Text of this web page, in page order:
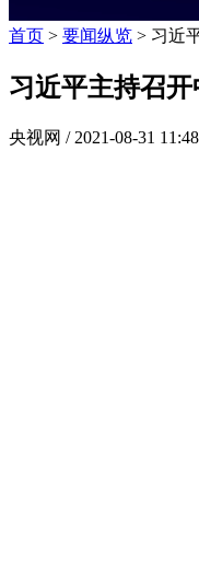
首页 > 要闻纵览 > 习近
习近平主持召
央视网 / 2021-08-31